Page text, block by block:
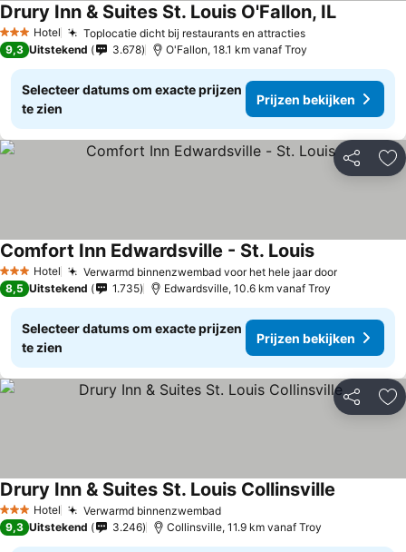
3 SterrenHotel Toplocatie dicht bij restaurants en attracties
Drury Inn & Suites St. Louis O'Fallon, IL
9,3 Uitstekend 3.678 O'Fallon, 18.1 km vanaf Troy
Selecteer datums om exacte prijzen
te zien
Prijzen bekijken
Delen
3 SterrenHotel Verwarmd binnenzwembad voor het hele jaar door
Comfort Inn Edwardsville - St. Louis
8,5 Uitstekend 1.735 Edwardsville, 10.6 km vanaf Troy
Selecteer datums om exacte prijzen
te zien
Prijzen bekijken
Delen
3 SterrenHotel Verwarmd binnenzwembad
Drury Inn & Suites St. Louis Collinsville
9,3 Uitstekend 3.246 Collinsville, 11.9 km vanaf Troy